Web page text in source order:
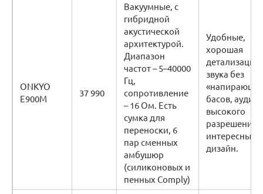
ONKYO
E900M
37 990
Вакуумные, с
гибридной
акустической
архитектурой.
Диапазон
частот – 5–40000
Гц,
сопротивление
– 16 Ом. Есть
сумка для
переноски, 6
пар сменных
амбушюр
(силиконовых и
пенных Comply)
Удобные,
хорошая
детализация
звука без
басов, аудио
высокого
разрешения,
интересный
дизайн.